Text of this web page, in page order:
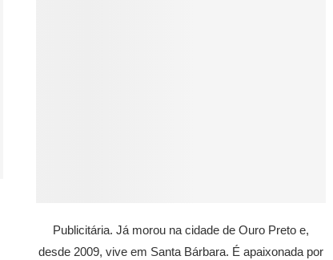
Publicitária. Já morou na cidade de Ouro Preto e,
desde 2009, vive em Santa Bárbara. É apaixonada por